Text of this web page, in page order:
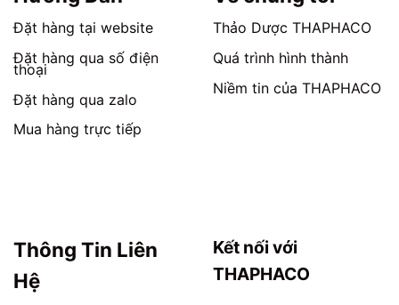
Đặt hàng tại website
Đặt hàng qua số điện
thoại
Đặt hàng qua zalo
Mua hàng trực tiếp
Thảo Dược THAPHACO
Quá trình hình thành
Niềm tin của THAPHACO
Thông Tin Liên
Hệ
Kết nối với
THAPHACO